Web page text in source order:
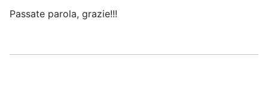
Passate parola, grazie!!!